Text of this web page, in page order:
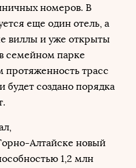
номеров. В
еще один отель, а
виллы и уже открыты
семейном парке
протяженность трасс
создано порядка
Алтайске новый
1,2 млн